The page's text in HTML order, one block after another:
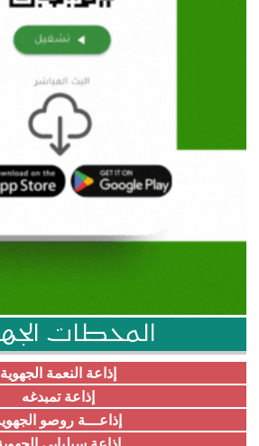
المحطات
إذاعة النعمة الجهوية
إذاعة تمبدغه
إذاعـــة روصو